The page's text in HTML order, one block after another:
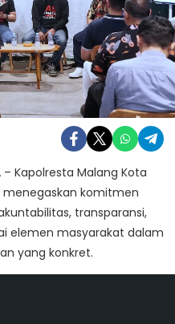
– Kapolresta Malang Kota
menegaskan komitmen
transparansi,
elemen masyarakat dalam
yang konkret.